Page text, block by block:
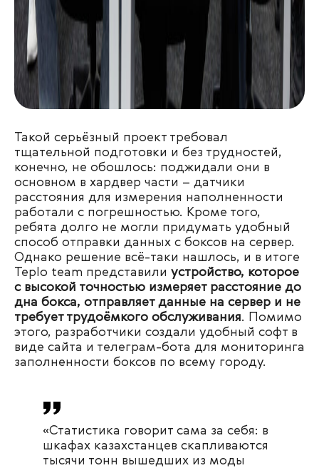
Такой серьёзный проект требовал
тщательной подготовки и без трудностей,
конечно, не обошлось: поджидали они в
основном в хардвер части – датчики
расстояния для измерения наполненности
работали с погрешностью. Кроме того,
ребята долго не могли придумать удобный
способ отправки данных с боксов на сервер.
Однако решение всё-таки нашлось, и в итоге
Teplo team представили устройство, которое
с высокой точностью измеряет расстояние до
дна бокса, отправляет данные на сервер и не
требует трудоёмкого обслуживания. Помимо
этого, разработчики создали удобный софт в
виде сайта и телеграм-бота для мониторинга
заполненности боксов по всему городу.
«Статистика говорит сама за себя: в
шкафах казахстанцев скапливаются
тысячи тонн вышедших из моды